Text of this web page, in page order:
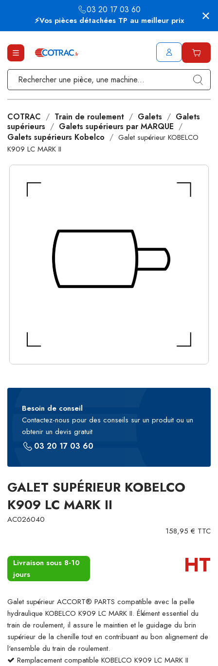
⚡Vos pièces détachées TP au meilleur prix
03 20 17 03 60
COTRAC Train de roulement Galets
Galets
supérieurs
Galets supérieurs par MARQUE
Galets supérieurs Kobelco
Galet supérieur KOBELCO
K909 LC MARK II
Besoin de conseil
Contactez-nous pour des conseils sur un produit ou un
obtenir un devis gratuit
03 20 17 03 60
GALET SUPÉRIEUR KOBELCO
K909 LC MARK II
AC026040
158,95 € TTC
Livraison sous 8-10
jours
HT
Galet supérieur ACCORT® PARTS compatible avec la pelle
hydraulique KOBELCO K909 LC MARK II. Élément essentiel du
train de roulement, il assure le maintien et le guidage du brin
supérieur de la chenille tout en contribuant au bon alignement de
l'ensemble du train de roulement.
Remplacement compatible KOBELCO K909 LC MARK II